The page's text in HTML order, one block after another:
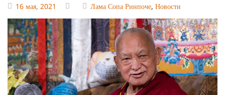
16 мая, 2021 Лама Сопа Ринпоче, Новости